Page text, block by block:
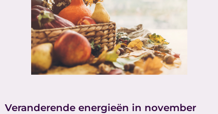
Veranderende energieën in november